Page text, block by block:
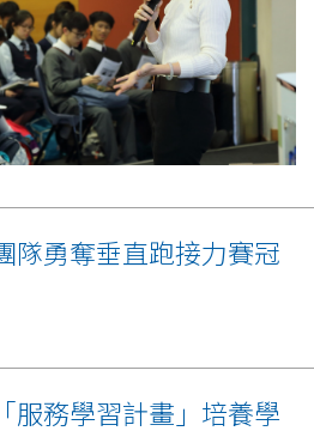
隊勇奪垂直跑接力賽冠
服務學習計畫」培養學